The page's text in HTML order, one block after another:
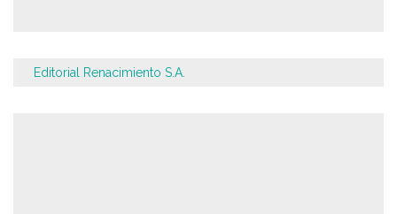
Editorial Renacimiento S.A.